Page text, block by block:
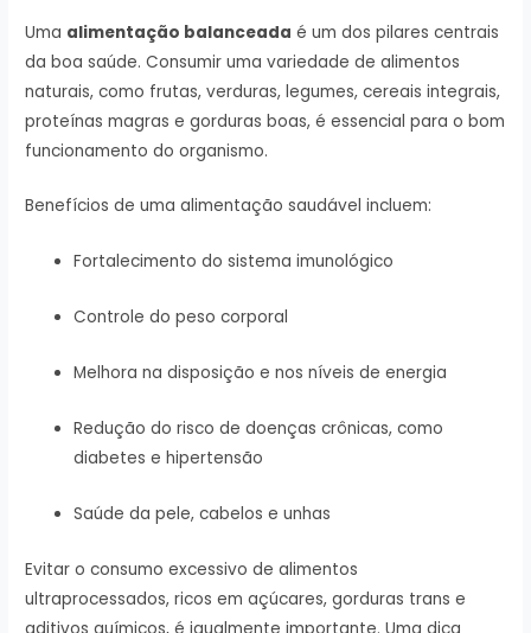
Uma alimentação balanceada é um dos pilares centrais
da boa saúde. Consumir uma variedade de alimentos
naturais, como frutas, verduras, legumes, cereais integrais,
proteínas magras e gorduras boas, é essencial para o bom
funcionamento do organismo.
Benefícios de uma alimentação saudável incluem:
Fortalecimento do sistema imunológico
Controle do peso corporal
Melhora na disposição e nos níveis de energia
Redução do risco de doenças crônicas, como
diabetes e hipertensão
Saúde da pele, cabelos e unhas
Evitar o consumo excessivo de alimentos
ultraprocessados, ricos em açúcares, gorduras trans e
aditivos químicos, é igualmente importante. Uma dica